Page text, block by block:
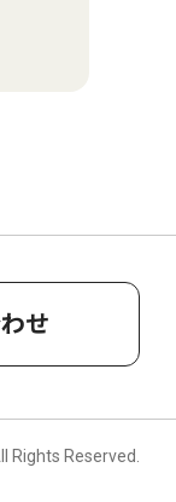
せ
Rights Reserved.